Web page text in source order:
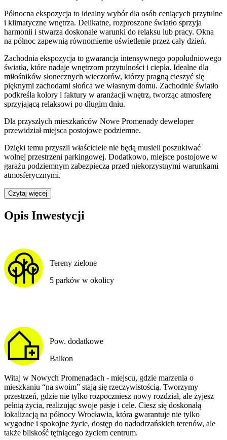
Północna ekspozycja to idealny wybór dla osób ceniących przytulne
i klimatyczne wnętrza. Delikatne, rozproszone światło sprzyja
harmonii i stwarza doskonałe warunki do relaksu lub pracy. Okna
na północ zapewnią równomierne oświetlenie przez cały dzień.
Zachodnia ekspozycja to gwarancja intensywnego popołudniowego
światła, które nadaje wnętrzom przytulności i ciepła. Idealne dla
miłośników słonecznych wieczorów, którzy pragną cieszyć się
pięknymi zachodami słońca we własnym domu. Zachodnie światło
podkreśla kolory i faktury w aranżacji wnętrz, tworząc atmosferę
sprzyjającą relaksowi po długim dniu.
Dla przyszłych mieszkańców Nowe Promenady deweloper
przewidziałmiejsca postojowe podziemne.
Dzięki temu przyszli właściciele nie będą musieli poszukiwać
wolnej przestrzeni parkingowej. Dodatkowo, miejsce postojowe w
garażu podziemnym zabezpiecza przed niekorzystnymi warunkami
atmosferycznymi.
Czytaj więcej
Opis Inwestycji
Tereny zielone
5 parków w okolicy
Pow. dodatkowe
Balkon
Witaj w Nowych Promenadach - miejscu, gdzie marzenia o
mieszkaniu “na swoim” stają się rzeczywistością. Tworzymy
przestrzeń, gdzie nie tylko rozpoczniesz nowy rozdział, ale żyjesz
pełnią życia, realizując swoje pasje i cele. Ciesz się doskonałą
lokalizacją na północy Wrocławia, która gwarantuje nie tylko
wygodne i spokojne życie, dostęp do nadodrzańskich terenów, ale
także bliskość tętniącego życiem centrum.